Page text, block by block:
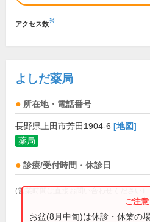
アクセス数※
よしだ薬局
所在地・電話番号
長野県上田市芳田1904-6 [地図]
薬局
診療/受付時間・休診日
(営業時間は直接お問い合わせください)
お盆(8月中旬)は休診・休業の